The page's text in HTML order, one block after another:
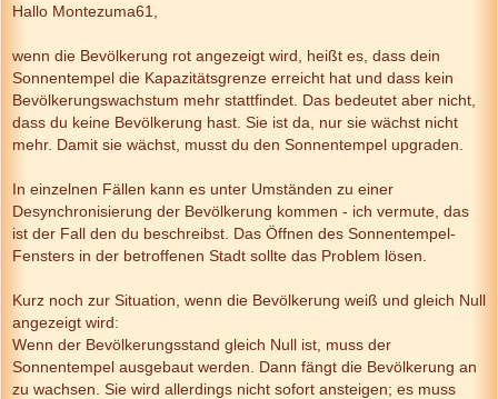
Hallo Montezuma61,
wenn die Bevölkerung rot angezeigt wird, heißt es, dass dein
Sonnentempel die Kapazitätsgrenze erreicht hat und dass kein
Bevölkerungswachstum mehr stattfindet. Das bedeutet aber nicht,
dass du keine Bevölkerung hast. Sie ist da, nur sie wächst nicht
mehr. Damit sie wächst, musst du den Sonnentempel upgraden.
In einzelnen Fällen kann es unter Umständen zu einer
Desynchronisierung der Bevölkerung kommen - ich vermute, das
ist der Fall den du beschreibst. Das Öffnen des Sonnentempel-
Fensters in der betroffenen Stadt sollte das Problem lösen.
Kurz noch zur Situation, wenn die Bevölkerung weiß und gleich Null
angezeigt wird:
Wenn der Bevölkerungsstand gleich Null ist, muss der
Sonnentempel ausgebaut werden. Dann fängt die Bevölkerung an
zu wachsen. Sie wird allerdings nicht sofort ansteigen; es muss